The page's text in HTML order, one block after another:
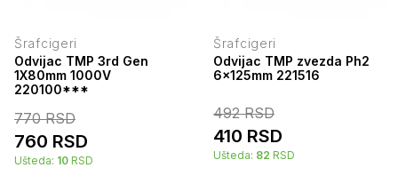
Šrafcigeri
Odvijac TMP 3rd Gen
1X80mm 1000V
220100***
770RSD
760 RSD
Ušteda: 10 RSD
Šrafcigeri
Odvijac TMP zvezda Ph2
6x125mm 221516
492 RSD
410 RSD
Ušteda: 82 RSD